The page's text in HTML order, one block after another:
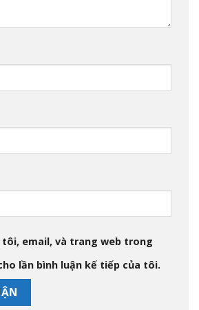
tôi, email, và trang web trong
lần bình luận kế tiếp của tôi.